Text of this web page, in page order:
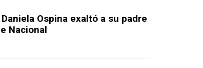
Ospina exaltó a su padre
Nacional